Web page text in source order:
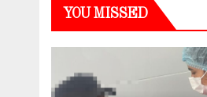
YOU MISSED